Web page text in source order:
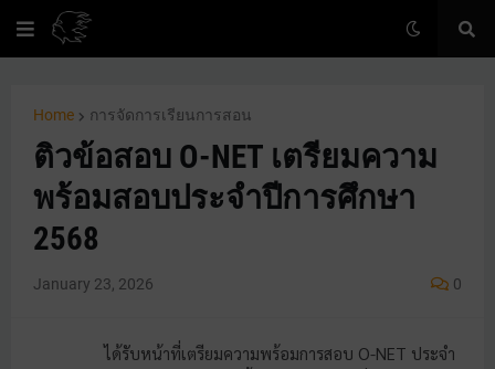
Home การจัดการเรียนการสอน
ติวข้อสอบ O-NET เตรียมความ
พร้อมสอบประจำปีการศึกษา
2568
January 23, 2026 0
ได้รับหน้าที่เตรียมความพร้อมการสอบ O-NET ประจำ